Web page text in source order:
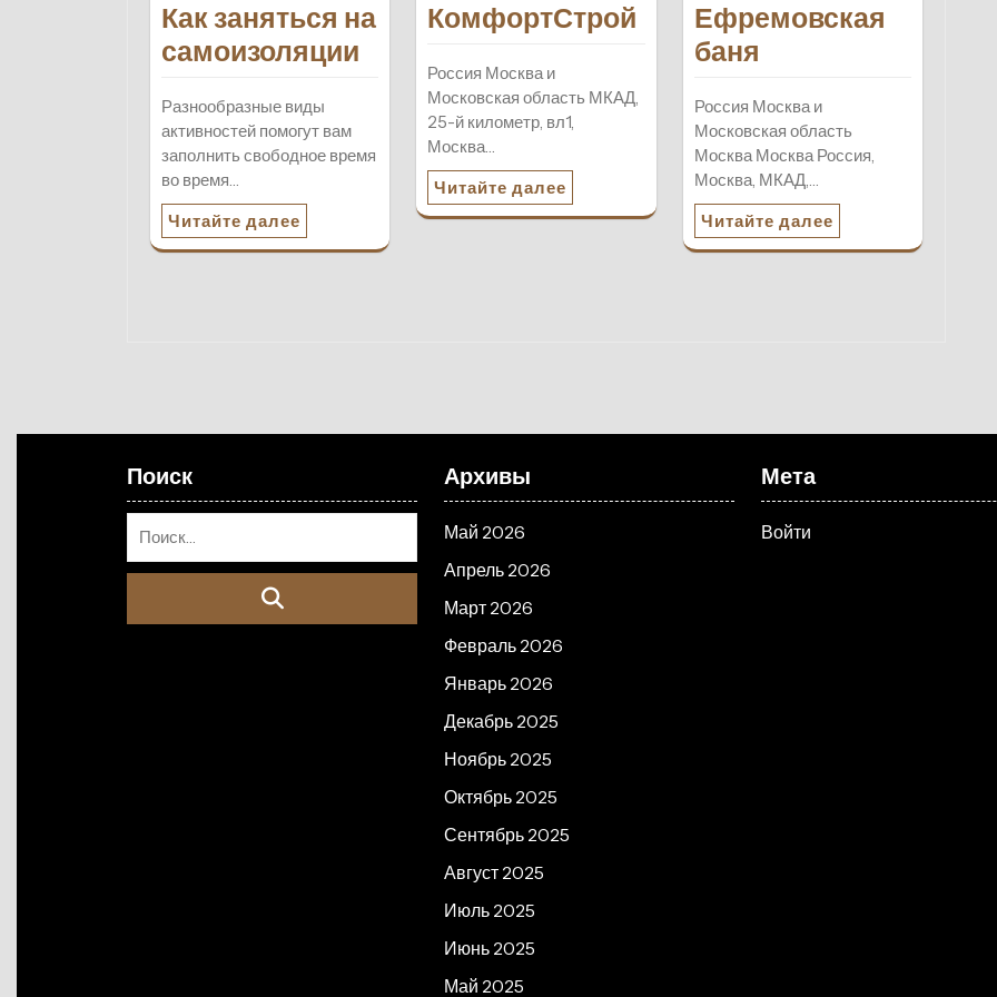
Как заняться на
самоизоляции
Разнообразные виды
активностей помогут вам
заполнить свободное время
во время…
Читайте далее
КомфортСтрой
Россия Москва и
Московская область МКАД,
25-й километр, вл1,
Москва…
Читайте далее
Ефремовская
баня
Россия Москва и
Московская область
Москва Москва Россия,
Москва, МКАД,…
Читайте далее
Поиск Архивы
Май 2026
Апрель 2026
Март 2026
Февраль 2026
Январь 2026
Декабрь 2025
Ноябрь 2025
Октябрь 2025
Сентябрь 2025
Август 2025
Июль 2025
Июнь 2025
Май 2025
Мета
Войти